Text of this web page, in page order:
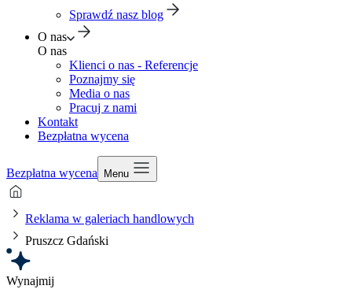
Sprawdź nasz blog
O nas
O nas
Klienci o nas - Referencje
Poznajmy się
Media o nas
Pracuj z nami
Kontakt
Bezpłatna wycena
Bezpłatna wycena Menu
Reklama w galeriach handlowych
Pruszcz Gdański
Wynajmij